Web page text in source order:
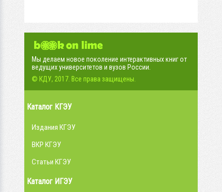
Мы делаем новое поколение интерактивных книг от
ведущих университетов и вузов России.
© КДУ, 2017. Все права защищены.
Каталог КГЭУ
Издания КГЭУ
ВКР КГЭУ
Статьи КГЭУ
Каталог ИГЭУ